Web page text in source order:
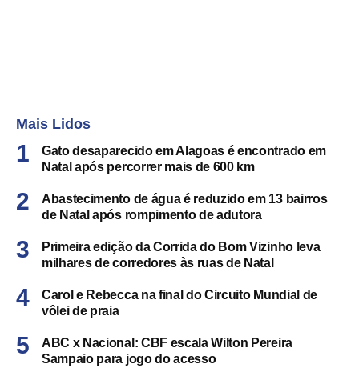
Mais Lidos
Gato desaparecido em Alagoas é encontrado em
Natal após percorrer mais de 600 km
Abastecimento de água é reduzido em 13 bairros
de Natal após rompimento de adutora
Primeira edição da Corrida do Bom Vizinho leva
milhares de corredores às ruas de Natal
Carol e Rebecca na final do Circuito Mundial de
vôlei de praia
ABC x Nacional: CBF escala Wilton Pereira
Sampaio para jogo do acesso